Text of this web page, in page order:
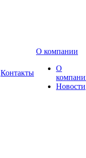
Контакты
О компании
О
Новости